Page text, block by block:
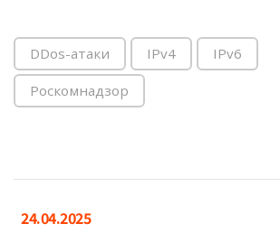
DDos-атаки IPv4 IPv6
Роскомнадзор
24.04.2025